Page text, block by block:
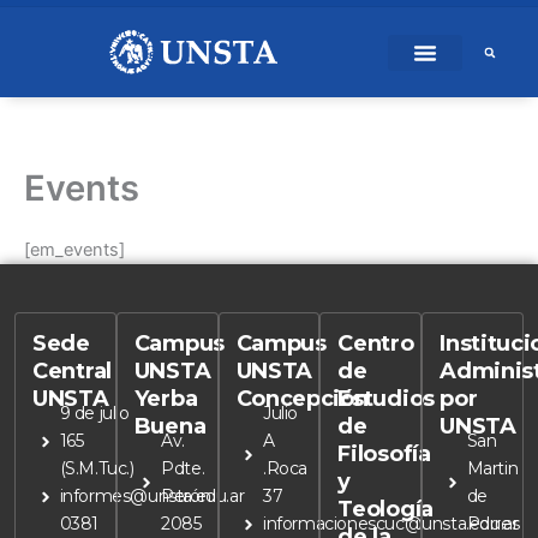
Events
[em_events]
Sede
Central
UNSTA
9 de julio
165
(S.M.Tuc.)
informes@unsta.edu.ar
0381
Campus
UNSTA
Yerba
Buena
Av.
Pdte.
Perón
2085
Campus
UNSTA
Concepción
Julio
A
.Roca
37
informacionescuc@unsta.edu.ar
Centro
de
Estudios
de
Filosofía
y
Teología
por
UNSTA
San
Martin
de
Porres